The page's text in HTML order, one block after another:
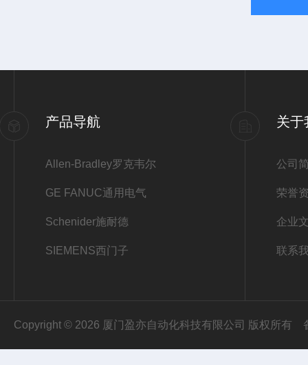
产品导航
Allen-Bradley罗克韦尔
GE FANUC通用电气
Schenider施耐德
SIEMENS西门子
关于
公司
荣誉
企业
联系
Copyright © 2026 厦门盈亦自动化科技有限公司 版权所有